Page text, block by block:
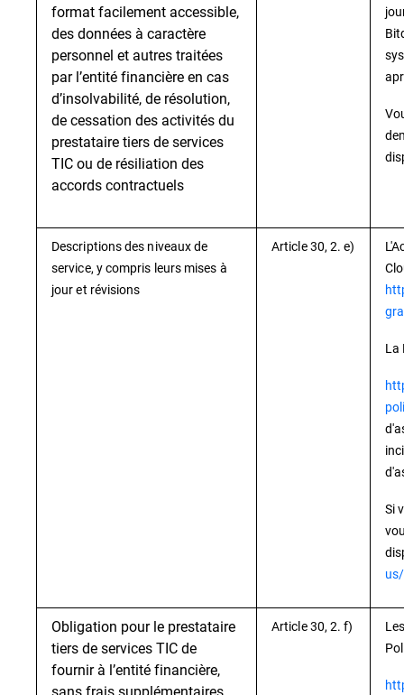
format facilement accessible,
des données à caractère
personnel et autres traitées
par l’entité financière en cas
d’insolvabilité, de résolution,
de cessation des activités du
prestataire tiers de services
TIC ou de résiliation des
accords contractuels
Descriptions des niveaux de
service, y compris leurs mises à
jour et révisions
Article 30, 2. e)
La
Si
Obligation pour le prestataire
tiers de services TIC de
fournir à l’entité financière,
sans frais supplémentaires
Article 30, 2. f)